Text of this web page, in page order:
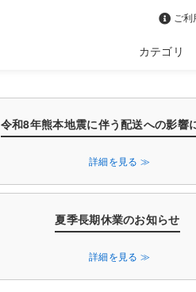
ご利
カテゴリ
令和8年熊本地震に伴う配送への影響
詳細を見る ≫
夏季長期休業のお知らせ
詳細を見る ≫